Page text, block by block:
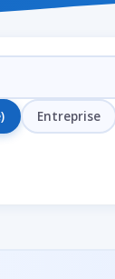
Entreprise